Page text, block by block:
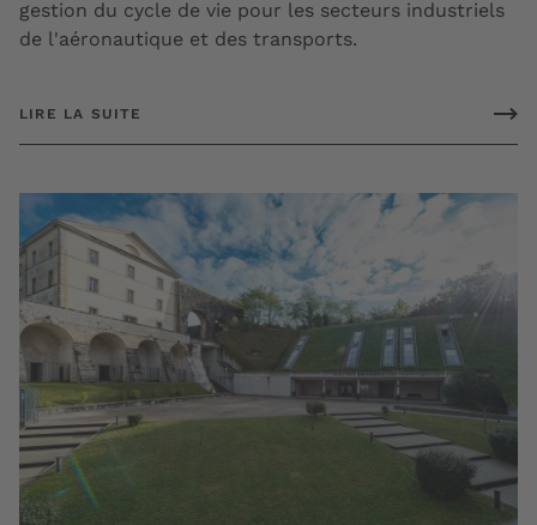
gestion du cycle de vie pour les secteurs industriels
de l'aéronautique et des transports.
LIRE LA SUITE